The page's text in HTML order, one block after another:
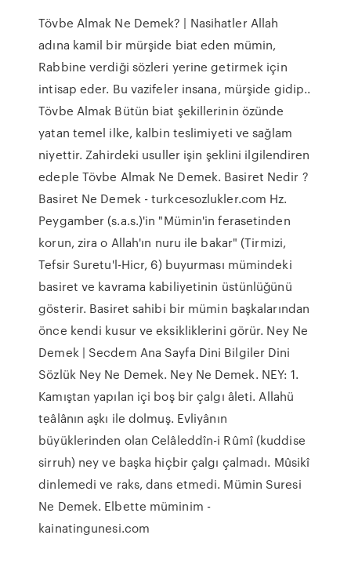
Tövbe Almak Ne Demek? | Nasihatler Allah
adına kamil bir mürşide biat eden mümin,
Rabbine verdiği sözleri yerine getirmek için
intisap eder. Bu vazifeler insana, mürşide gidip..
Tövbe Almak Bütün biat şekillerinin özünde
yatan temel ilke, kalbin teslimiyeti ve sağlam
niyettir. Zahirdeki usuller işin şeklini ilgilendiren
edeple Tövbe Almak Ne Demek. Basiret Nedir ?
Basiret Ne Demek - turkcesozlukler.com Hz.
Peygamber (s.a.s.)'in "Mümin'in ferasetinden
korun, zira o Allah'ın nuru ile bakar" (Tirmizi,
Tefsir Suretu'l-Hicr, 6) buyurması mümindeki
basiret ve kavrama kabiliyetinin üstünlüğünü
gösterir. Basiret sahibi bir mümin başkalarından
önce kendi kusur ve eksikliklerini görür. Ney Ne
Demek | Secdem Ana Sayfa Dini Bilgiler Dini
Sözlük Ney Ne Demek. Ney Ne Demek. NEY: 1.
Kamıştan yapılan içi boş bir çalgı âleti. Allahü
teâlânın aşkı ile dolmuş. Evliyânın
büyüklerinden olan Celâleddîn-i Rûmî (kuddise
sirruh) ney ve başka hiçbir çalgı çalmadı. Mûsikî
dinlemedi ve raks, dans etmedi. Mümin Suresi
Ne Demek. Elbette müminim -
kainatingunesi.com